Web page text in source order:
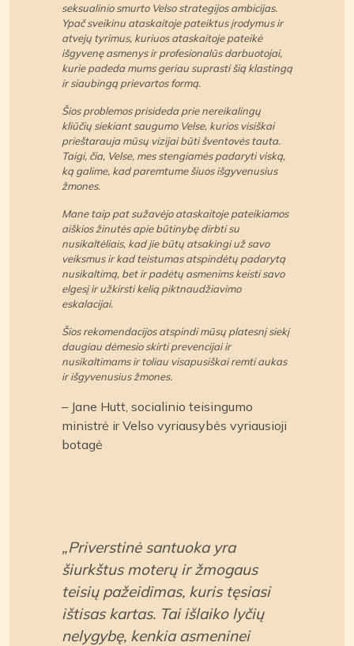
seksualinio smurto Velso strategijos ambicijas.
Ypač sveikinu ataskaitoje pateiktus įrodymus ir
atvejų tyrimus, kuriuos ataskaitoje pateikė
išgyvenę asmenys ir profesionalūs darbuotojai,
kurie padeda mums geriau suprasti šią klastingą
ir siaubingą prievartos formą.
Šios problemos prisideda prie nereikalingų
kliūčių siekiant saugumo Velse, kurios visiškai
prieštarauja mūsų vizijai būti šventovės tauta.
Taigi, čia, Velse, mes stengiamės padaryti viską,
ką galime, kad paremtume šiuos išgyvenusius
žmones.
Mane taip pat sužavėjo ataskaitoje pateikiamos
aiškios žinutės apie būtinybę dirbti su
nusikaltėliais, kad jie būtų atsakingi už savo
veiksmus ir kad teistumas atspindėtų padarytą
nusikaltimą, bet ir padėtų asmenims keisti savo
elgesį ir užkirsti kelią piktnaudžiavimo
eskalacijai.
Šios rekomendacijos atspindi mūsų platesnį siekį
daugiau dėmesio skirti prevencijai ir
nusikaltimams ir toliau visapusiškai remti aukas
ir išgyvenusius žmones.
– Jane Hutt, socialinio teisingumo
ministrė ir Velso vyriausybės vyriausioji
botagė
„Priverstinė santuoka yra
šiurkštus moterų ir žmogaus
teisių pažeidimas, kuris tęsiasi
ištisas kartas. Tai išlaiko lyčių
nelygybę, kenkia asmeninei